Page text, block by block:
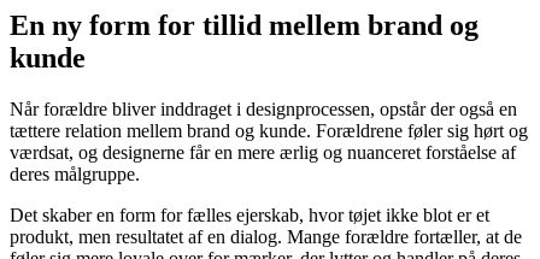
En ny form for tillid mellem brand og
kunde
Når forældre bliver inddraget i designprocessen, opstår der også en
tættere relation mellem brand og kunde. Forældrene føler sig hørt og
værdsat, og designerne får en mere ærlig og nuanceret forståelse af
deres målgruppe.
Det skaber en form for fælles ejerskab, hvor tøjet ikke blot er et
produkt, men resultatet af en dialog. Mange forældre fortæller, at de